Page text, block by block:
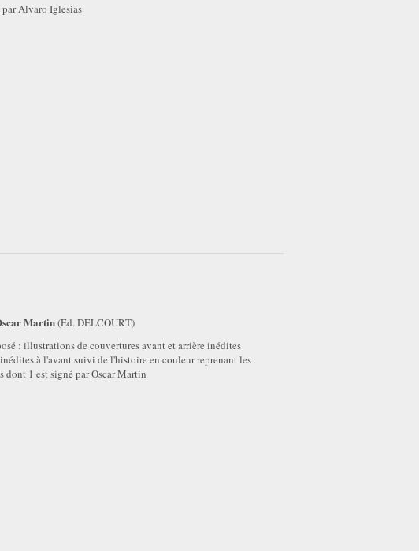
Alvaro Iglesias
Martin(Ed. DELCOURT)
: illustrations de couvertures avant et arrière inédites
à l'avant suivi de l'histoire en couleur reprenant les
1 est signé par Oscar Martin